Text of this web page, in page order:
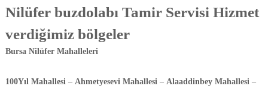
Nilüferbuzdolabı Tamir Servisi Hizmet
verdiğimiz bölgeler
Bursa Nilüfer Mahalleleri
100Yıl Mahallesi – Ahmetyesevi Mahallesi – Alaaddinbey Mahallesi –